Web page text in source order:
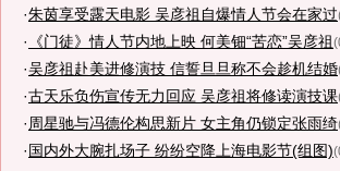
·朱茵享受露天电影 吴彦祖自爆情人节会在家过
· 《门徒》情人节内地上映 何美钿“苦恋”吴彦祖
·吴彦祖赴美进修演技 信誓旦旦称不会趁机结婚
·古天乐负伤宣传无力回应 吴彦祖将修读演技课
· 周星驰与冯德伦构思新片 女主角仍锁定张雨绮
·国内外大腕扎场子 纷纷空降上海电影节(组图)